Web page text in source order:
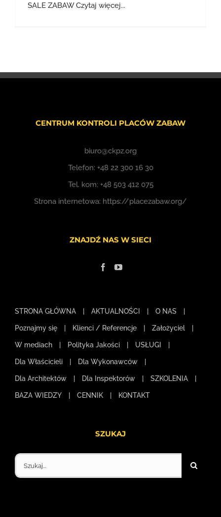
SALE ZABAWCzytaj więcej...
CENTRUM KONTROLI PLACÓW ZABAW
biuro@ckpz.org
Telefon: +48 22 300 16 30
Tel. kom: +48 503 412 075
Strona internetowa: https://placezabaw.org/
ZNAJDŹ NAS W SIECI
STRONA GŁÓWNA AKTUALNOŚCI O NAS
Poznajmy się Klienci / Referencje Założyciel
W mediach Polityka Jakości USŁUGI
Dla Właścicieli Dla Wykonawców
Dla Architektów Dla Inspektorów SZKOLENIA
BAZA WIEDZY CENNIK KONTAKT
SZUKAJ
Szukaj